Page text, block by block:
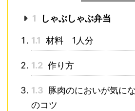
1 しゃぶしゃぶ弁当
1.1 材料 1人分
1.2 作り方
1.3
豚肉のにおいが気に
のコツ